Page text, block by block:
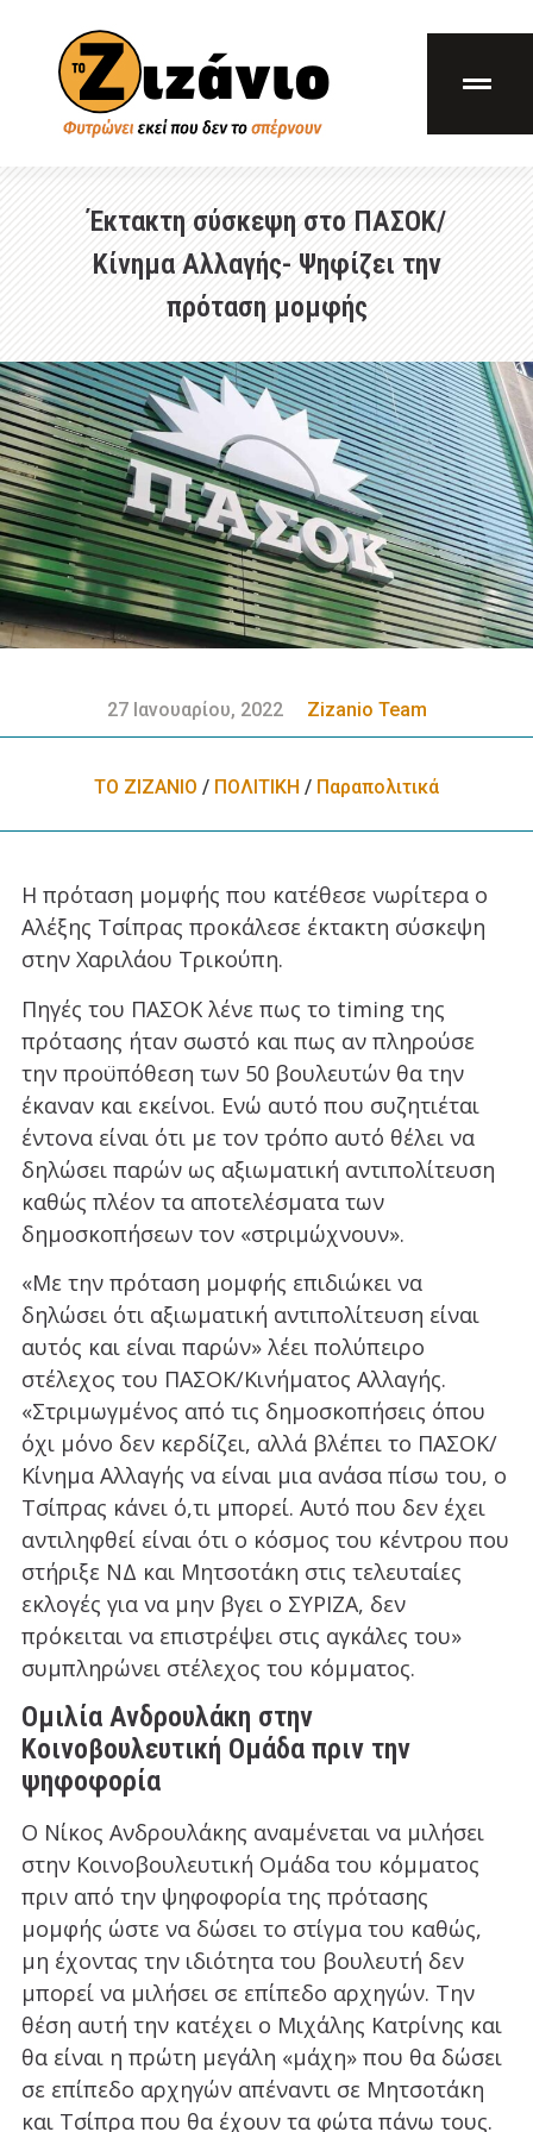
Έκτακτη σύσκεψη στο ΠΑΣΟΚ/
Κίνημα Αλλαγής- Ψηφίζει την
πρόταση μομφής
27 Ιανουαρίου, 2022 Zizanio Team
ΤΟ ΖΙΖΑΝΙΟ / ΠΟΛΙΤΙΚΗ / Παραπολιτικά
Η πρόταση μομφής που κατέθεσε νωρίτερα ο
Αλέξης Τσίπρας προκάλεσε έκτακτη σύσκεψη
στην Χαριλάου Τρικούπη.
Πηγές του ΠΑΣΟΚ λένε πως το timing της
πρότασης ήταν σωστό και πως αν πληρούσε
την προϋπόθεση των 50 βουλευτών θα την
έκαναν και εκείνοι. Ενώ αυτό που συζητιέται
έντονα είναι ότι με τον τρόπο αυτό θέλει να
δηλώσει παρών ως αξιωματική αντιπολίτευση
καθώς πλέον τα αποτελέσματα των
δημοσκοπήσεων τον «στριμώχνουν».
«Με την πρόταση μομφής επιδιώκει να
δηλώσει ότι αξιωματική αντιπολίτευση είναι
αυτός και είναι παρών» λέει πολύπειρο
στέλεχος του ΠΑΣΟΚ/Κινήματος Αλλαγής.
«Στριμωγμένος από τις δημοσκοπήσεις όπου
όχι μόνο δεν κερδίζει, αλλά βλέπει το ΠΑΣΟΚ/
Κίνημα Αλλαγής να είναι μια ανάσα πίσω του, ο
Τσίπρας κάνει ό,τι μπορεί. Αυτό που δεν έχει
αντιληφθεί είναι ότι ο κόσμος του κέντρου που
στήριξε ΝΔ και Μητσοτάκη στις τελευταίες
εκλογές για να μην βγει ο ΣΥΡΙΖΑ, δεν
πρόκειται να επιστρέψει στις αγκάλες του»
συμπληρώνει στέλεχος του κόμματος.
Ομιλία Ανδρουλάκη στην
Κοινοβουλευτική Ομάδα πριν την
ψηφοφορία
Ο Νίκος Ανδρουλάκης αναμένεται να μιλήσει
στην Κοινοβουλευτική Ομάδα του κόμματος
πριν από την ψηφοφορία της πρότασης
μομφής ώστε να δώσει το στίγμα του καθώς,
μη έχοντας την ιδιότητα του βουλευτή δεν
μπορεί να μιλήσει σε επίπεδο αρχηγών. Την
θέση αυτή την κατέχει ο Μιχάλης Κατρίνης και
θα είναι η πρώτη μεγάλη «μάχη» που θα δώσει
σε επίπεδο αρχηγών απέναντι σε Μητσοτάκη
και Τσίπρα που θα έχουν τα φώτα πάνω τους.